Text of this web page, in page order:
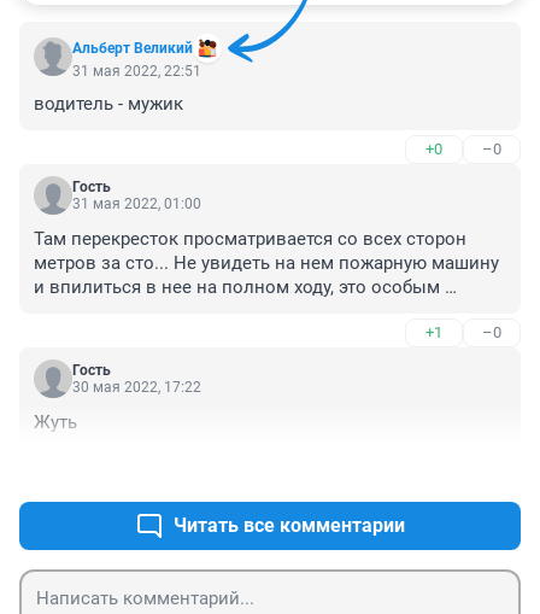
Альберт Великий
31 мая 2022, 22:51
водитель - мужик
+0 –0
Гость
31 мая 2022, 01:00
Там перекресток просматривается со всех сторон
метров за сто... Не увидеть на нем пожарную машину
и впилиться в нее на полном ходу, это особым
+1 –0
Гость
30 мая 2022, 17:22
Жуть
Читать все комментарии